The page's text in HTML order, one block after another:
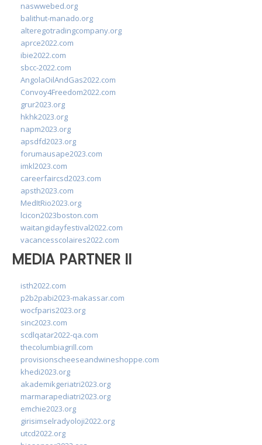
naswwebed.org
balithut-manado.org
alteregotradingcompany.org
aprce2022.com
ibie2022.com
sbcc-2022.com
AngolaOilAndGas2022.com
Convoy4Freedom2022.com
grur2023.org
hkhk2023.org
napm2023.org
apsdfd2023.org
forumausape2023.com
imkl2023.com
careerfaircsd2023.com
apsth2023.com
MedItRio2023.org
lcicon2023boston.com
waitangidayfestival2022.com
vacancesscolaires2022.com
MEDIA PARTNER II
isth2022.com
p2b2pabi2023-makassar.com
wocfparis2023.org
sinc2023.com
scdlqatar2022-qa.com
thecolumbiagrill.com
provisionscheeseandwineshoppe.com
khedi2023.org
akademikgeriatri2023.org
marmarapediatri2023.org
emchie2023.org
girisimselradyoloji2022.org
utcd2022.org